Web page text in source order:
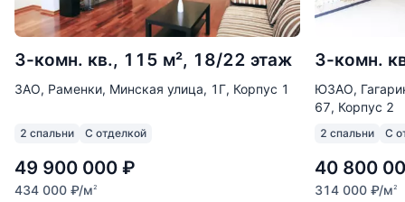
3-комн. кв., 115 м², 18/22 этаж
ЗАО, Раменки, Минская улица, 1Г, Корпус 1
2 спальни С отделкой
49 900 000 ₽
434 000 ₽/м2
3-комн.
ЮЗАО,
67, Корпус 2
2 спальни С
40 800
314 000 ₽/м2